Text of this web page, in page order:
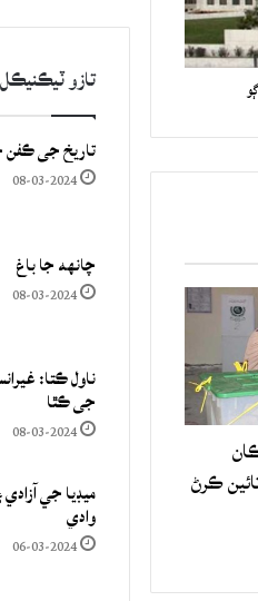
نومبر تائين ڪرڻ
تازو
تاريخ جي
08-03-2024
چانهه جا باغ
08-03-2024
ناول ڪتا:
جي ڪٿا
08-03-2024
ميڊيا جي
وادي
06-03-2024